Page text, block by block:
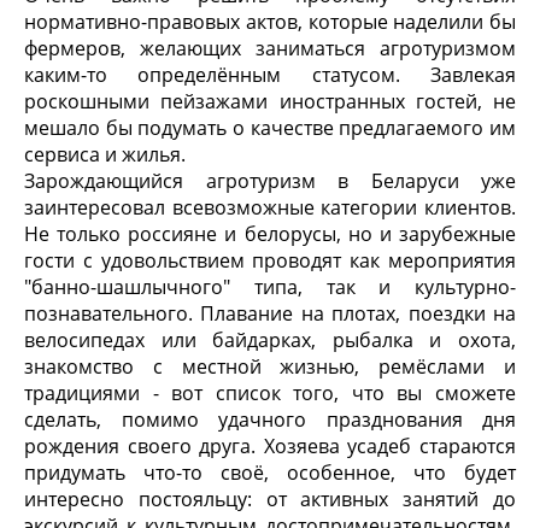
нормативно-правовых актов, которые наделили бы
фермеров, желающих заниматься агротуризмом
каким-то определённым статусом. Завлекая
роскошными пейзажами иностранных гостей, не
мешало бы подумать о качестве предлагаемого им
сервиса и жилья.
Зарождающийся агротуризм в Беларуси уже
заинтересовал всевозможные категории клиентов.
Не только россияне и белорусы, но и зарубежные
гости с удовольствием проводят как мероприятия
"банно-шашлычного" типа, так и культурно-
познавательного. Плавание на плотах, поездки на
велосипедах или байдарках, рыбалка и охота,
знакомство с местной жизнью, ремёслами и
традициями - вот список того, что вы сможете
сделать, помимо удачного празднования дня
рождения своего друга. Хозяева усадеб стараются
придумать что-то своё, особенное, что будет
интересно постояльцу: от активных занятий до